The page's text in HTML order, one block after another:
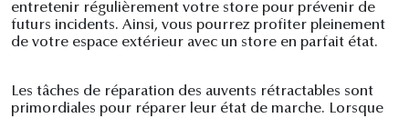
entretenir régulièrement votre store pour prévenir de
futurs incidents. Ainsi, vous pourrez profiter pleinement
de votre espace extérieur avec un store en parfait état.
Les tâches de réparation des auvents rétractables sont
primordiales pour réparer leur état de marche. Lorsque